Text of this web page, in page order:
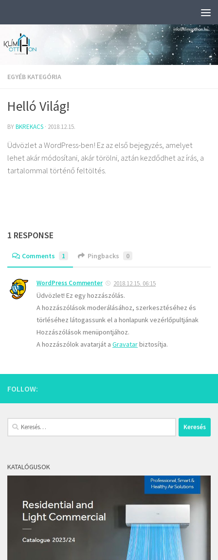
EGYÉB KATEGÓRIA
Helló Világ!
BYBKREKACS · 2018.12.15.
Üdvözlet a WordPress-ben! Ez az első bejegyzés, amelyet
lehet akár módosítani, akár törölni, aztán kezdődhet az írás, a
tartalommal történő feltöltés.
1 RESPONSE
Comments 1 Pingbacks 0
WordPress Commenter 2018.12.15. 06:15
Üdvözlet! Ez egy hozzászólás.
A hozzászólások moderálásához, szerkesztéséhez és
törléséhez látogassunk el a honlapunk vezérlőpultjának
Hozzászólások menüpontjához.
A hozzászólok avatarját a Gravatarbiztosítja.
FOLLOW:
Keresés:
KATALÓGUSOK